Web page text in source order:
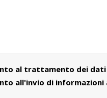
al trattamento dei dati
all'invio di